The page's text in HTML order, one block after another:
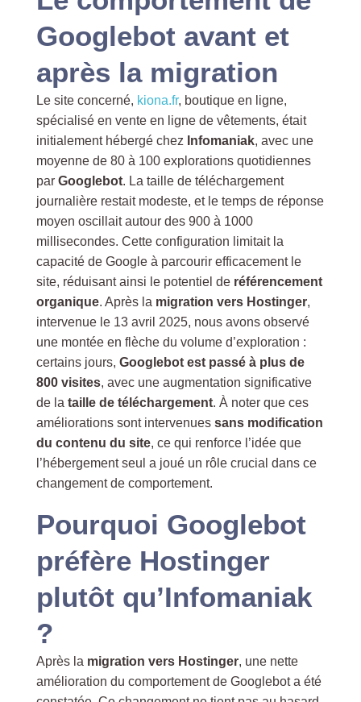
Googlebot avant et
après la migration
Le site concerné, kiona.fr, boutique en ligne,
spécialisé en vente en ligne de vêtements, était
initialement hébergé chez Infomaniak, avec une
moyenne de 80 à 100 explorations quotidiennes
par Googlebot. La taille de téléchargement
journalière restait modeste, et le temps de réponse
moyen oscillait autour des 900 à 1000
millisecondes. Cette configuration limitait la
capacité de Google à parcourir efficacement le
site, réduisant ainsi le potentiel de référencement
organique. Après la migration vers Hostinger,
intervenue le 13 avril 2025, nous avons observé
une montée en flèche du volume d’exploration :
certains jours, Googlebot est passé à plus de
800 visites, avec une augmentation significative
de la taille de téléchargement. À noter que ces
améliorations sont intervenues sans modification
du contenu du site, ce qui renforce l’idée que
l’hébergement seul a joué un rôle crucial dans ce
changement de comportement.
Pourquoi Googlebot
préfère Hostinger
plutôt qu’Infomaniak
?
Après la migration vers Hostinger, une nette
amélioration du comportement de Googlebot a été